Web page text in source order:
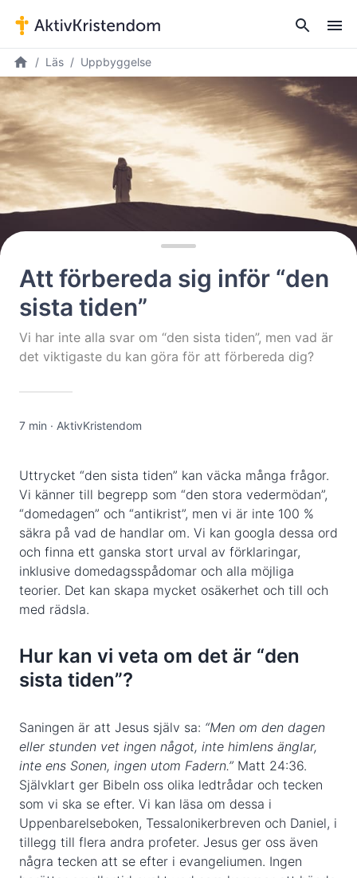
Läs Uppbyggelse
Att förbereda sig inför “den
sista tiden”
Vi har inte alla svar om “den sista tiden”, men vad är
det viktigaste du kan göra för att förbereda dig?
7 min · AktivKristendom
Uttrycket “den sista tiden” kan väcka många frågor.
Vi känner till begrepp som “den stora vedermödan”,
“domedagen” och “antikrist”, men vi är inte 100 %
säkra på vad de handlar om. Vi kan googla dessa ord
och finna ett ganska stort urval av förklaringar,
inklusive domedagsspådomar och alla möjliga
teorier. Det kan skapa mycket osäkerhet och till och
med rädsla.
Hur kan vi veta om det är “den
sista tiden”?
Saningen är att Jesus själv sa: “Men om den dagen
eller stunden vet ingen något, inte himlens änglar,
inte ens Sonen, ingen utom Fadern.” Matt 24:36.
Självklart ger Bibeln oss olika ledtrådar och tecken
som vi ska se efter. Vi kan läsa om dessa i
Uppenbarelseboken, Tessalonikerbreven och Daniel, i
tillegg till flera andra profeter. Jesus ger oss även
några tecken att se efter i evangeliumen. Ingen